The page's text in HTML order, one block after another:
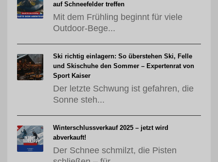
auf Schneefelder treffen
Mit dem Frühling beginnt für viele
Outdoor-Bege...
Ski richtig einlagern: So überstehen Ski, Felle
und Skischuhe den Sommer – Expertenrat von
Sport Kaiser
Der letzte Schwung ist gefahren, die
Sonne steh...
Winterschlussverkauf 2025 – jetzt wird
abverkauft!
Der Schnee schmilzt, die Pisten